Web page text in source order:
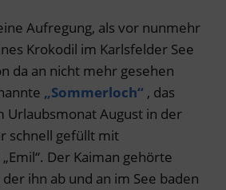
Aufregung, als vor nunmehr
Krokodil im Karlsfelder See
da an nicht mehr gesehen
„Sommerloch“ , das
Urlaubsmonat August in der
schnell gefüllt mit
Der Kaiman gehörte
ihn ab und an im See baden